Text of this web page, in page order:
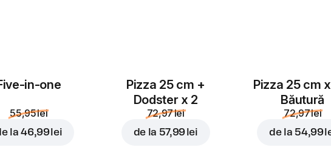
in-one
55,95 lei
la46,99 lei
Pizza 25 cm +
Dodster x 2
72,97 lei
de la 57,99 lei
Pizza 25 cm
Băutură
72,97 lei
de la 54,99